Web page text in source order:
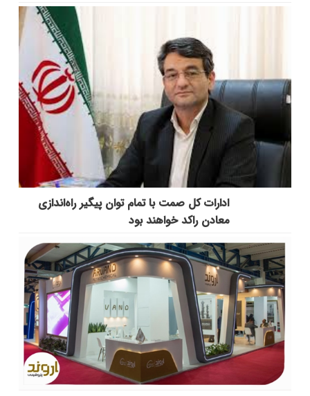
ادارات کل صمت با تمام توان پیگیر راه‌اندازی
معادن راکد خواهند بود